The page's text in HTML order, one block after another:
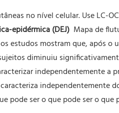
no nível celular. Use LC-
epidérmica (DEJ) Mapa de
estudos mostram que, após o
diminuiu
independentemente a
independentemente
pode ser o que pode ser o que